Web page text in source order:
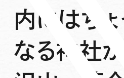
内にはち
なる神社